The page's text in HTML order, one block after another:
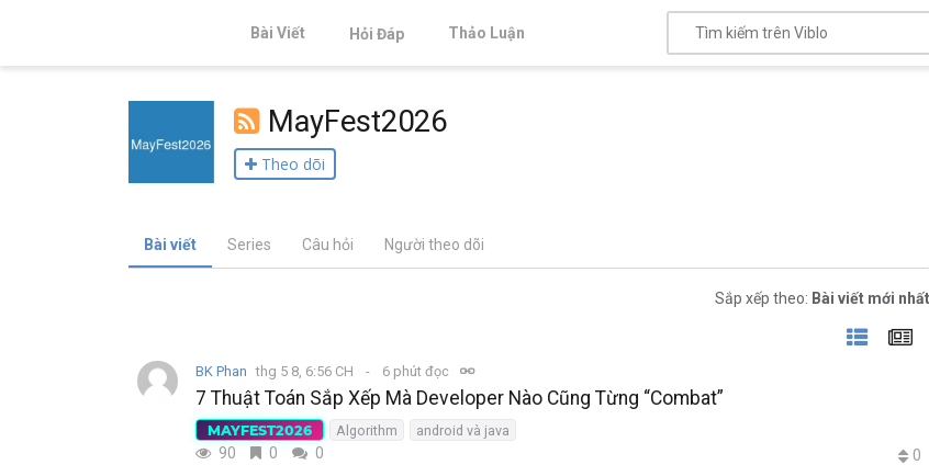
Bài Viết Hỏi Đáp Thảo Luận
MayFest2026
Theo dõi
Bài viết Series Câu hỏi Người theo dõi
Sắp xếp theo: Bài viết mới nhất
BK Phan thg 5 8, 6:56 CH 6 phút đọc
7 Thuật Toán Sắp Xếp Mà Developer Nào Cũng Từng “Combat”
MAYFEST2026 Algorithm android và java
90 0 0 0